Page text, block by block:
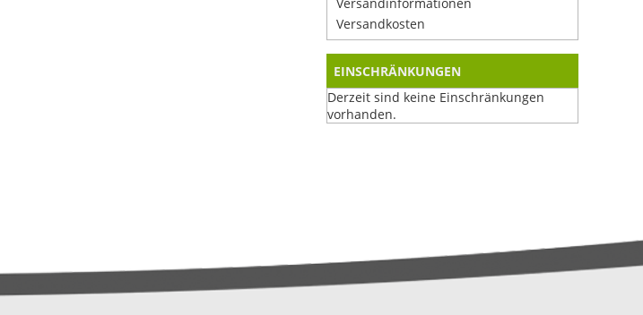
Versandkosten
EINSCHRÄNKUNGEN
Derzeit sind keine Einschränkungen
vorhanden.